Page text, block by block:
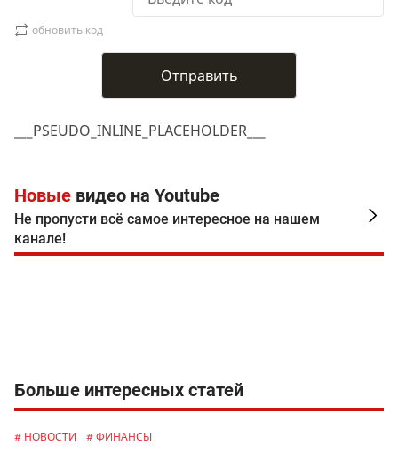
___PSEUDO_INLINE_PLACEHOLDER___
обновить код
Новые видео на Youtube
Не пропусти всё самое интересное на нашем
канале!
Больше интересных статей
# НОВОСТИ # ФИНАНСЫ